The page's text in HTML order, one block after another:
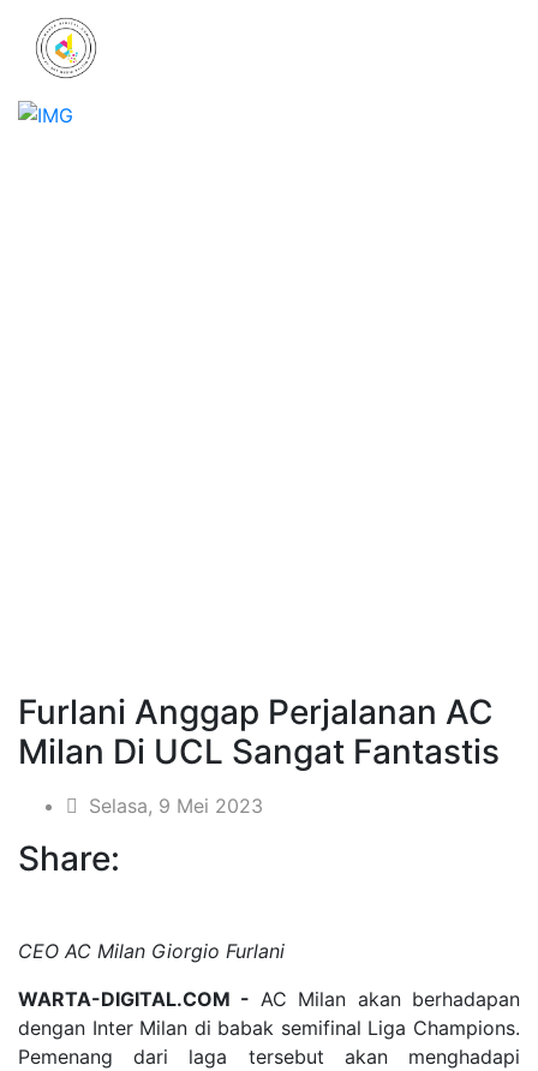
Furlani Anggap Perjalanan AC
Milan Di UCL Sangat Fantastis
Selasa, 9 Mei 2023
Share:
CEO AC Milan Giorgio Furlani
WARTA-DIGITAL.COM - AC Milan akan berhadapan
dengan Inter Milan di babak semifinal Liga Champions.
Pemenang dari laga tersebut akan menghadapi